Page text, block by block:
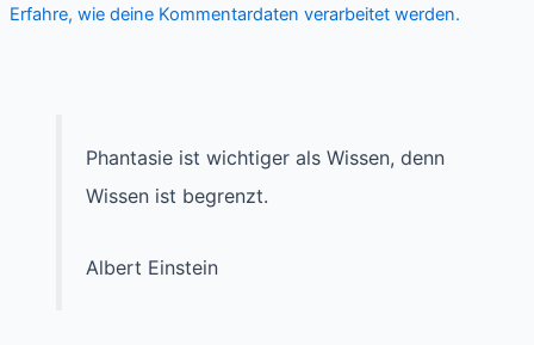
Erfahre, wie deine Kommentardaten verarbeitet werden.
Phantasie ist wichtiger als Wissen, denn
Wissen ist begrenzt.
Albert Einstein